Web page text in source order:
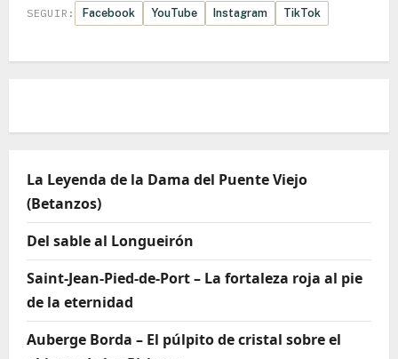
SEGUIR: Facebook YouTube Instagram TikTok
La Leyenda de la Dama del Puente Viejo
(Betanzos)
Del sable al Longueirón
Saint-Jean-Pied-de-Port – La fortaleza roja al pie
de la eternidad
Auberge Borda – El púlpito de cristal sobre el